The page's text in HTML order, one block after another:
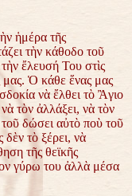
ἡμέρα τῆς
τὴν κάθοδο τοῦ
ἔλευσή Του στὶς
μας. Ὁ κάθε ἕνας μας
νὰ ἔλθει τὸ Ἂγιο
τὸν ἀλλάξει, νὰ τὸν
δώσει αὐτὸ ποὺ τοῦ
δὲν τὸ ξέρει, νὰ
τῆς θεϊκῆς
γύρω του ἀλλὰ μέσα